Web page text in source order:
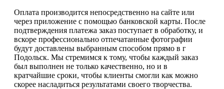
Оплата производится непосредственно на сайте или
через приложение с помощью банковской карты. После
подтверждения платежа заказ поступает в обработку, и
вскоре профессионально отпечатанные фотографии
будут доставлены выбранным способом прямо в г
Подольск. Мы стремимся к тому, чтобы каждый заказ
был выполнен не только качественно, но и в
кратчайшие сроки, чтобы клиенты смогли как можно
скорее насладиться результатами своего творчества.